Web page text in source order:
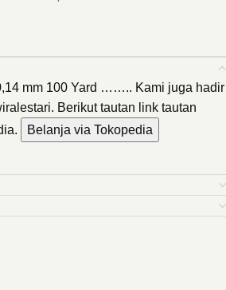
mm 100 Yard …….. Kami juga hadir
Berikut tautan link tautan
Belanja via Tokopedia